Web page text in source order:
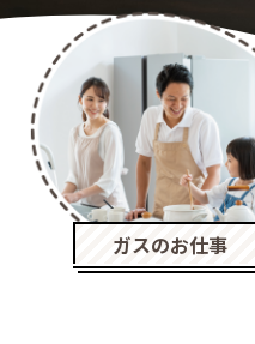
ガスのお仕事